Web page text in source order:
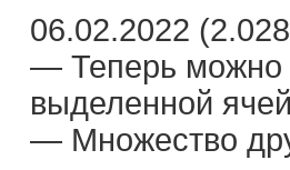
06.02.2022
— Теперь можно
выделенной
— Множество